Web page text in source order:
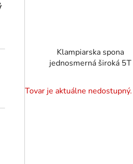
Klampiarska spona
jednosmerná široká 5T